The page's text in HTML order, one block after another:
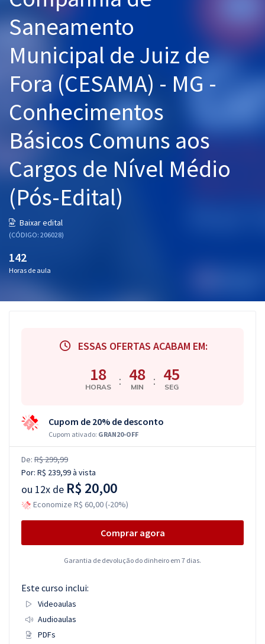
Graduação
Mentorias
Questões grátis
Conteúdo gratuito
Blog
Aprovados
Atendimento
Saneamento
Municipal de Juiz de
Fora (CESAMA) - MG -
Conhecimentos
Básicos Comuns aos
Cargos de Nível Médio
(Pós-Edital)
Baixar edital
(CÓDIGO: 206028)
142
Horas de aula
ESSAS OFERTAS ACABAM EM:
18
HORAS : 48
MIN : 44
SEG
Cupom de 20% de desconto
Cupom ativado: GRAN20-OFF
De: R$ 299,99
Por: R$ 239,99à vista
ou 12x de R$ 20,00
Economize R$ 60,00 (-20%)
Comprar agora
Garantia de devolução do dinheiro em 7 dias.
Este curso inclui:
Videoaulas
Audioaulas
PDFs